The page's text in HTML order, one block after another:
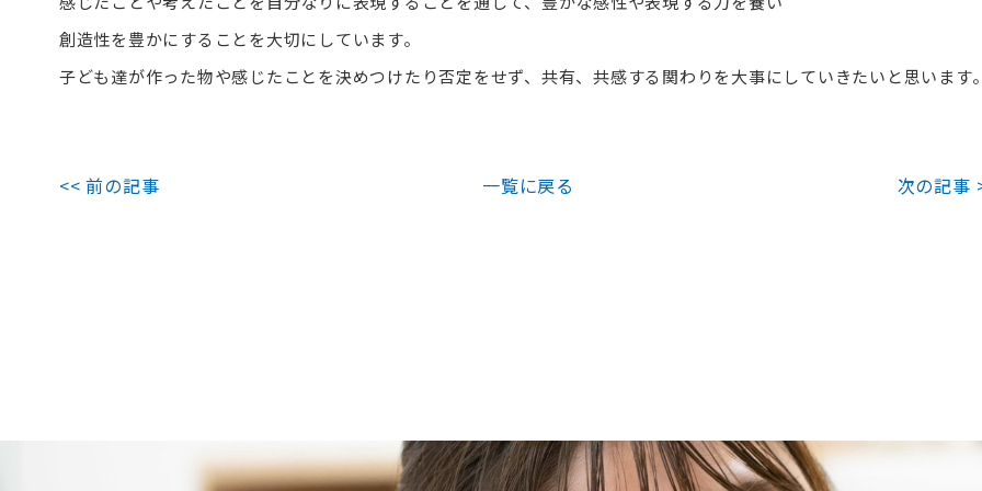
創造性を豊かにすることを大切にしています。
子ども達が作った物や感じたことを決めつけたり否定をせず、共有、共感する関わりを大事にしていきたいと思います
<< 前の記事 一覧に戻る 次の記事